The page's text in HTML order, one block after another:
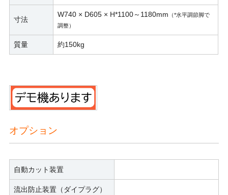
寸法
W740 × D605 × H*1100～1180mm （*水平調節脚で
調整）
質量 約150kg
オプション
自動カット装置
流出防止装置（ダイプラグ）